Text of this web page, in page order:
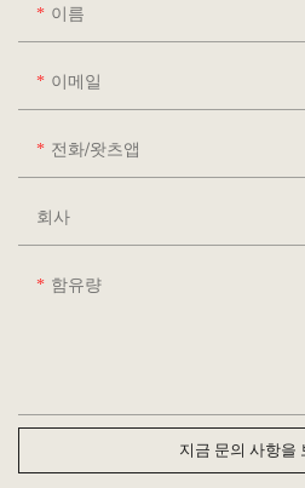
이름
이메일
전화/왓츠앱
회사
함유량
지금 문의 사항을